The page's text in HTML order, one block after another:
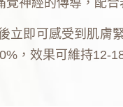
神經的傳導，配
立即可感受到肌
，效果可維持12-